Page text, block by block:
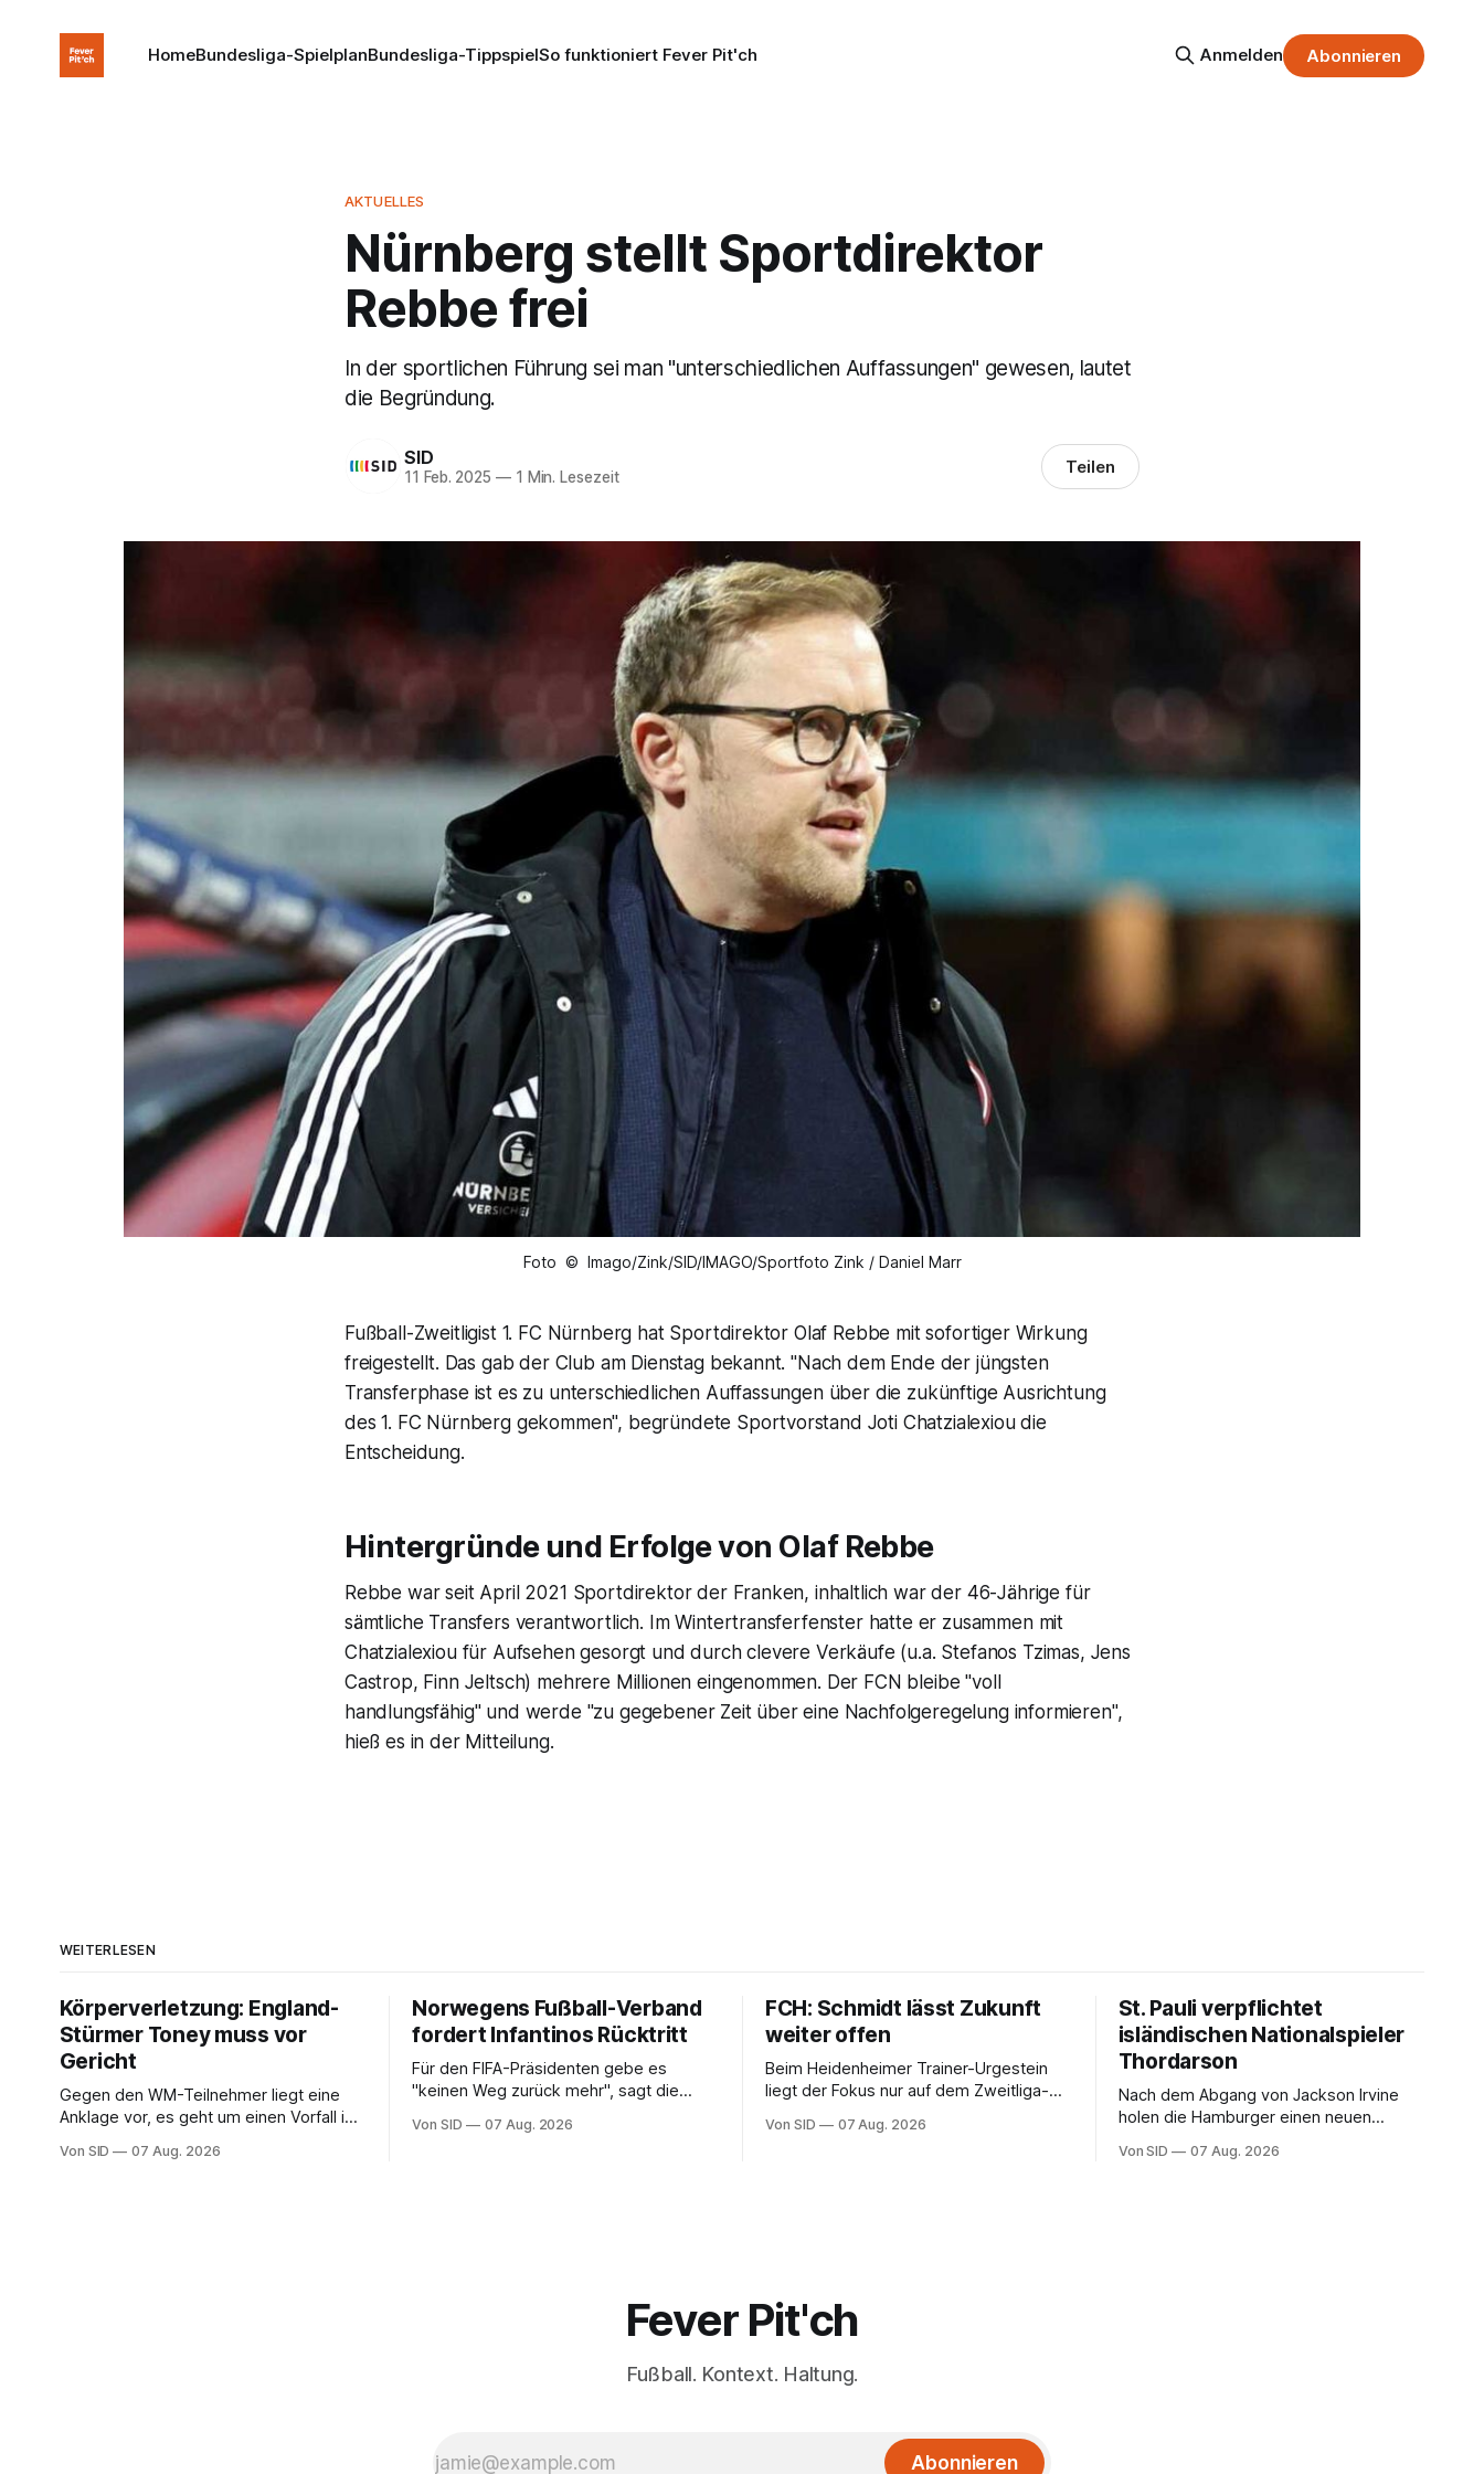
HomeBundesliga-SpielplanBundesliga-TippspielSo funktioniert Fever Pit'ch Anmelden Abonnieren
AKTUELLES
Nürnberg stellt Sportdirektor
Rebbe frei
In der sportlichen Führung sei man "unterschiedlichen Auffassungen" gewesen, lautet
die Begründung.
SID
11 Feb. 2025 —1 Min. Lesezeit Teilen
Foto © Imago/Zink/SID/IMAGO/Sportfoto Zink / Daniel Marr
Fußball-Zweitligist 1. FC Nürnberg hat Sportdirektor Olaf Rebbe mit sofortiger Wirkung
freigestellt. Das gab der Club am Dienstag bekannt. "Nach dem Ende der jüngsten
Transferphase ist es zu unterschiedlichen Auffassungen über die zukünftige Ausrichtung
des 1. FC Nürnberg gekommen", begründete Sportvorstand Joti Chatzialexiou die
Entscheidung.
Hintergründe und Erfolge von Olaf Rebbe
Rebbe war seit April 2021 Sportdirektor der Franken, inhaltlich war der 46-Jährige für
sämtliche Transfers verantwortlich. Im Wintertransferfenster hatte er zusammen mit
Chatzialexiou für Aufsehen gesorgt und durch clevere Verkäufe (u.a. Stefanos Tzimas, Jens
Castrop, Finn Jeltsch) mehrere Millionen eingenommen. Der FCN bleibe "voll
handlungsfähig" und werde "zu gegebener Zeit über eine Nachfolgeregelung informieren",
hieß es in der Mitteilung.
WEITERLESEN
Körperverletzung: England-
Stürmer Toney muss vor
Gericht
Gegen den WM-Teilnehmer liegt eine
Anklage vor, es geht um einen Vorfall in
Von SID 07 Aug. 2026
Norwegens Fußball-Verband
fordert Infantinos Rücktritt
Für den FIFA-Präsidenten gebe es
"keinen Weg zurück mehr", sagt die
Von SID 07 Aug. 2026
FCH: Schmidt lässt Zukunft
weiter offen
Beim Heidenheimer Trainer-Urgestein
liegt der Fokus nur auf dem Zweitliga-
Von SID 07 Aug. 2026
St. Pauli verpflichtet
isländischen Nationalspieler
Thordarson
Nach dem Abgang von Jackson Irvine
holen die Hamburger einen neuen
Von SID 07 Aug. 2026
Fever Pit'ch
Fußball. Kontext. Haltung.
Abonnieren